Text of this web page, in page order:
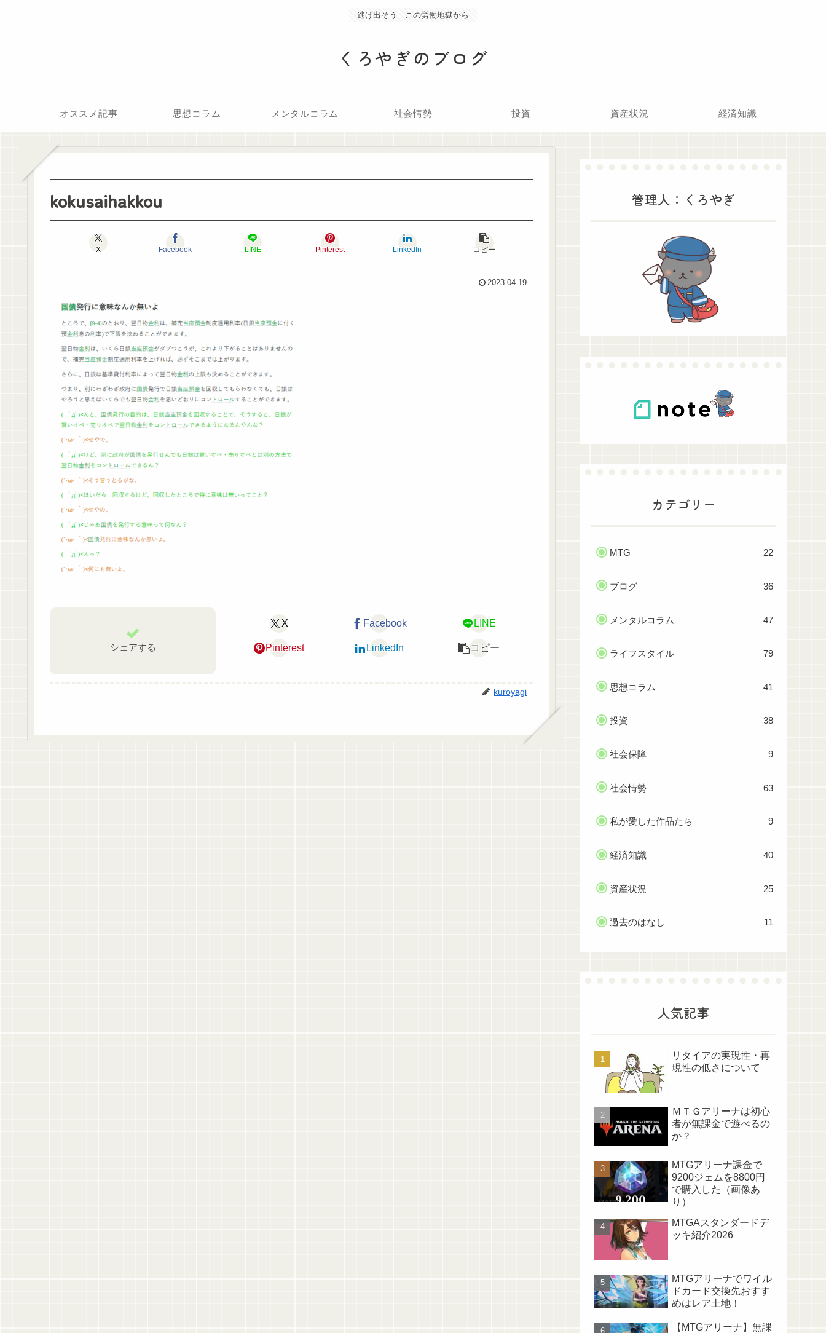
逃げ出そう この労働地獄から
くろやぎのブログ
オススメ記事 思想コラム メンタルコラム 社会情勢 投資 資産状況 経済知識
kokusaihakkou
X Facebook LINE Pinterest LinkedIn コピー
2023.04.19
シェアする
X Facebook LINE
Pinterest LinkedIn コピー
kuroyagi
管理人：くろやぎ
カテゴリー
MTG 22
ブログ 36
メンタルコラム 47
ライフスタイル 79
思想コラム 41
投資 38
社会保障 9
社会情勢 63
私が愛した作品たち 9
経済知識 40
資産状況 25
過去のはなし 11
人気記事
リタイアの実現性・再
現性の低さについて
ＭＴＧアリーナは初心
者が無課金で遊べるの
か？
MTGアリーナ課金で
9200ジェムを8800円
で購入した（画像あ
り）
MTGAスタンダードデ
ッキ紹介2026
MTGアリーナでワイル
ドカード交換先おすす
めはレア土地！
【MTGアリーナ】無課